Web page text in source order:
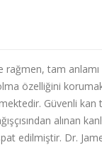
rağmen, tam
özelliğini
Güvenli kan
alınan
edilmiştir. Dr.